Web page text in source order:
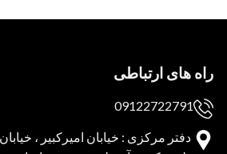
راه های ارتباطی
09122722791
دفتر مرکزی : خیابان امیرکبیر ، خیابان